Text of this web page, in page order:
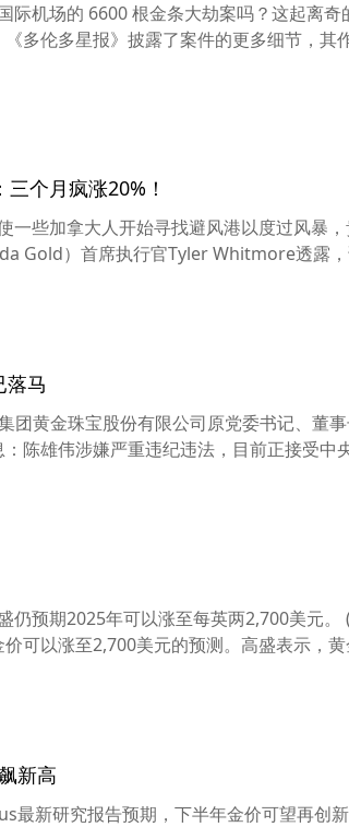
际机场的 6600 根金条大劫案吗？这起离
多伦多星报》披露了案件的更多细节，
个月疯涨20%！
一些加拿大人开始寻找避风港以度过风暴
Gold）首席执行官Tyler Whitmore透露
落马
团黄金珠宝股份有限公司原党委书记、
：陈雄伟涉嫌严重违纪违法，目前正接受
仍预期2025年可以涨至每英两2,700美元
可以涨至2,700美元的预测。高盛表示，
新高
最新研究报告预期，下半年金价可望再创